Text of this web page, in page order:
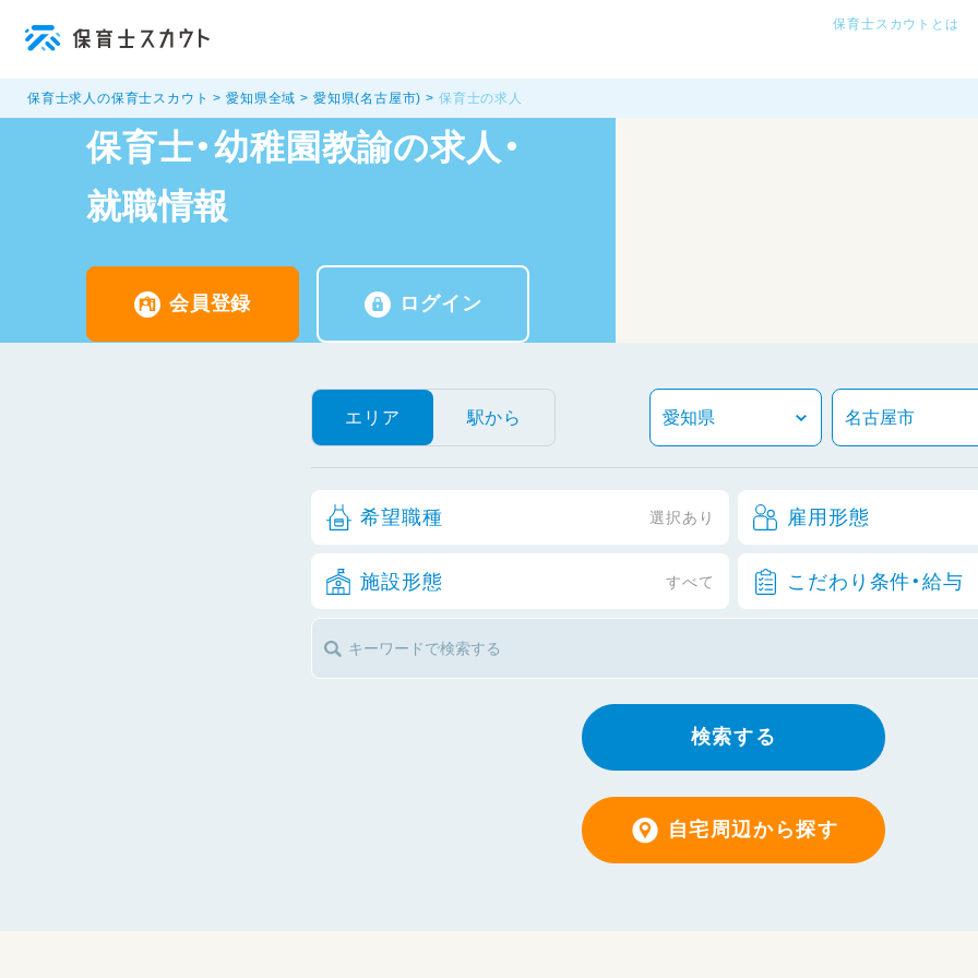
保育士スカウトとは
保育士求人の保育士スカウト 愛知県全域 愛知県(名古屋市) 保育士の求人
保育士・幼稚園教諭の求人・
就職情報
会員登録 ログイン
エリア 駅から
希望職種 選択あり 雇用形態
施設形態 すべて こだわり条件・給与
検索する
自宅周辺から探す